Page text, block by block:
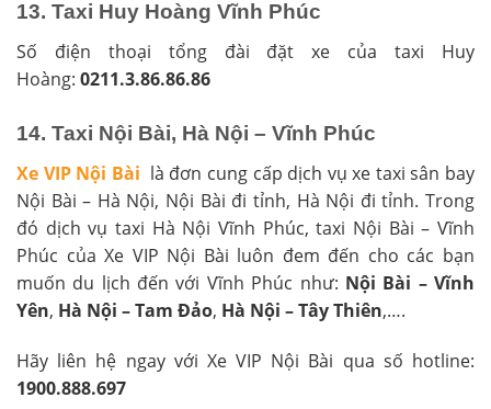
13. Taxi Huy Hoàng Vĩnh Phúc
Số điện thoại tổng đài đặt xe của taxi Huy
Hoàng: 0211.3.86.86.86
14. Taxi Nội Bài, Hà Nội – Vĩnh Phúc
Xe VIP Nội Bài là đơn cung cấp dịch vụ xe taxi sân bay
Nội Bài – Hà Nội, Nội Bài đi tỉnh, Hà Nội đi tỉnh. Trong
đó dịch vụ taxi Hà Nội Vĩnh Phúc, taxi Nội Bài – Vĩnh
Phúc của Xe VIP Nội Bài luôn đem đến cho các bạn
muốn du lịch đến với Vĩnh Phúc như: Nội Bài – Vĩnh
Yên, Hà Nội – Tam Đảo, Hà Nội – Tây Thiên,….
Hãy liên hệ ngay với Xe VIP Nội Bài qua số hotline:
1900.888.697